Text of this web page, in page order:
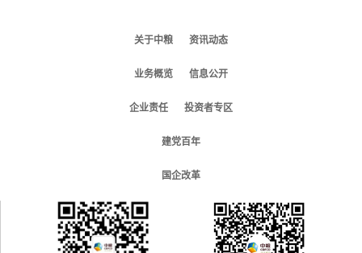
关于中粮 资讯动态
业务概览 信息公开
企业责任 投资者专区
建党百年
国企改革